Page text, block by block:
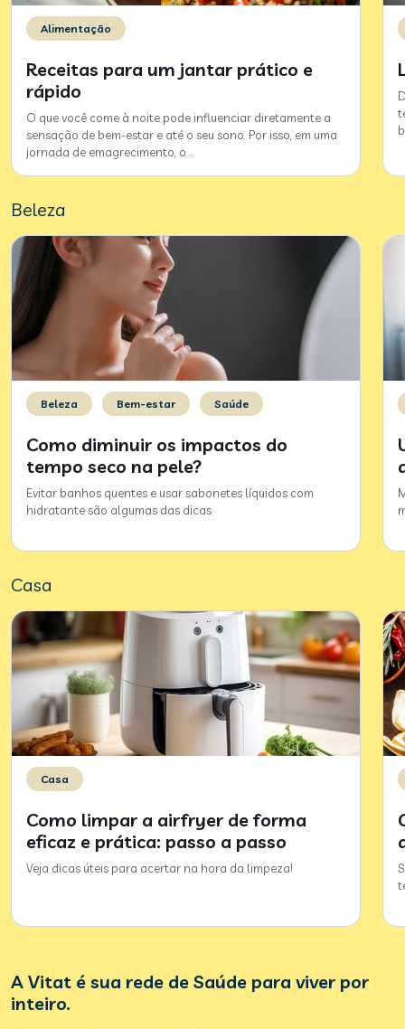
Alimentação
Receitas para um jantar prático e
rápido
O que você come à noite pode influenciar diretamente a
sensação de bem-estar e até o seu sono. Por isso, em uma
jornada de emagrecimento, o
Beleza
Beleza Bem-estar Saúde
Como diminuir os impactos do
tempo seco na pele?
Evitar banhos quentes e usar sabonetes líquidos com
hidratante são algumas das dicas
Casa
Casa
Como limpar a airfryer de forma
eficaz e prática: passo a passo
Veja dicas úteis para acertar na hora da limpeza!
A Vitat é sua rede de Saúde para viver por
inteiro.